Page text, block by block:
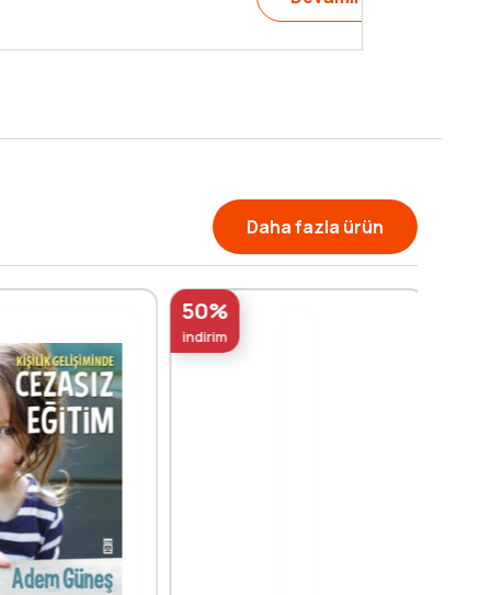
Daha fazla ürün
50%
indirim